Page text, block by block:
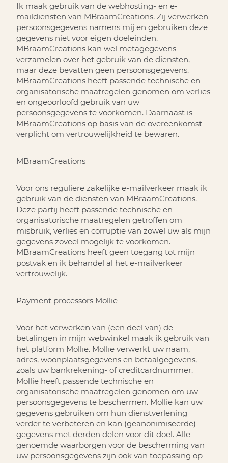
Ik maak gebruik van de webhosting- en e-
maildiensten van MBraamCreations. Zij verwerken
persoonsgegevens namens mij en gebruiken deze
gegevens niet voor eigen doeleinden.
MBraamCreations kan wel metagegevens
verzamelen over het gebruik van de diensten,
maar deze bevatten geen persoonsgegevens.
MBraamCreations heeft passende technische en
organisatorische maatregelen genomen om verlies
en ongeoorloofd gebruik van uw
persoonsgegevens te voorkomen. Daarnaast is
MBraamCreations op basis van de overeenkomst
verplicht om vertrouwelijkheid te bewaren.
MBraamCreations
Voor ons reguliere zakelijke e-mailverkeer maak ik
gebruik van de diensten van MBraamCreations.
Deze partij heeft passende technische en
organisatorische maatregelen getroffen om
misbruik, verlies en corruptie van zowel uw als mijn
gegevens zoveel mogelijk te voorkomen.
MBraamCreations heeft geen toegang tot mijn
postvak en ik behandel al het e-mailverkeer
vertrouwelijk.
Payment processors Mollie
Voor het verwerken van (een deel van) de
betalingen in mijn webwinkel maak ik gebruik van
het platform Mollie. Mollie verwerkt uw naam,
adres, woonplaatsgegevens en betaalgegevens,
zoals uw bankrekening- of creditcardnummer.
Mollie heeft passende technische en
organisatorische maatregelen genomen om uw
persoonsgegevens te beschermen. Mollie kan uw
gegevens gebruiken om hun dienstverlening
verder te verbeteren en kan (geanonimiseerde)
gegevens met derden delen voor dit doel. Alle
genoemde waarborgen voor de bescherming van
uw persoonsgegevens zijn ook van toepassing op